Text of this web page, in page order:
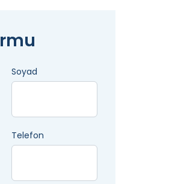
Soyad
Telefon